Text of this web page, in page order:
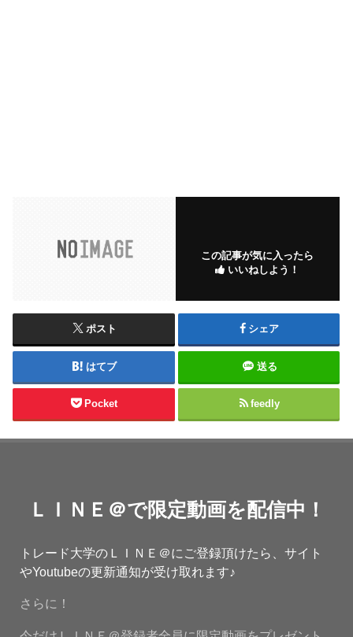
この記事が気に入ったら
いいねしよう！
ポスト シェア
はてブ 送る
Pocket feedly
ＬＩＮＥ＠で限定動画を配信中！
トレード大学のＬＩＮＥ＠にご登録頂けたら、サイト
やYoutubeの更新通知が受け取れます♪
さらに！